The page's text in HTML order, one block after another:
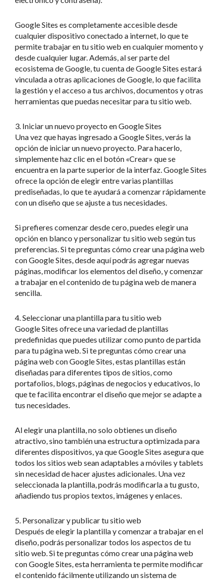
Google Sites es completamente accesible desde
cualquier dispositivo conectado a internet, lo que te
permite trabajar en tu sitio web en cualquier momento y
desde cualquier lugar. Además, al ser parte del
ecosistema de Google, tu cuenta de Google Sites estará
vinculada a otras aplicaciones de Google, lo que facilita
la gestión y el acceso a tus archivos, documentos y otras
herramientas que puedas necesitar para tu sitio web.
3. Iniciar un nuevo proyecto en Google Sites
Una vez que hayas ingresado a Google Sites, verás la
opción de iniciar un nuevo proyecto. Para hacerlo,
simplemente haz clic en el botón «Crear» que se
encuentra en la parte superior de la interfaz. Google Sites
ofrece la opción de elegir entre varias plantillas
prediseñadas, lo que te ayudará a comenzar rápidamente
con un diseño que se ajuste a tus necesidades.
Si prefieres comenzar desde cero, puedes elegir una
opción en blanco y personalizar tu sitio web según tus
preferencias. Si te preguntas cómo crear una página web
con Google Sites, desde aquí podrás agregar nuevas
páginas, modificar los elementos del diseño, y comenzar
a trabajar en el contenido de tu página web de manera
sencilla.
4. Seleccionar una plantilla para tu sitio web
Google Sites ofrece una variedad de plantillas
predefinidas que puedes utilizar como punto de partida
para tu página web. Si te preguntas cómo crear una
página web con Google Sites, estas plantillas están
diseñadas para diferentes tipos de sitios, como
portafolios, blogs, páginas de negocios y educativos, lo
que te facilita encontrar el diseño que mejor se adapte a
tus necesidades.
Al elegir una plantilla, no solo obtienes un diseño
atractivo, sino también una estructura optimizada para
diferentes dispositivos, ya que Google Sites asegura que
todos los sitios web sean adaptables a móviles y tablets
sin necesidad de hacer ajustes adicionales. Una vez
seleccionada la plantilla, podrás modificarla a tu gusto,
añadiendo tus propios textos, imágenes y enlaces.
5. Personalizar y publicar tu sitio web
Después de elegir la plantilla y comenzar a trabajar en el
diseño, podrás personalizar todos los aspectos de tu
sitio web. Si te preguntas cómo crear una página web
con Google Sites, esta herramienta te permite modificar
el contenido fácilmente utilizando un sistema de